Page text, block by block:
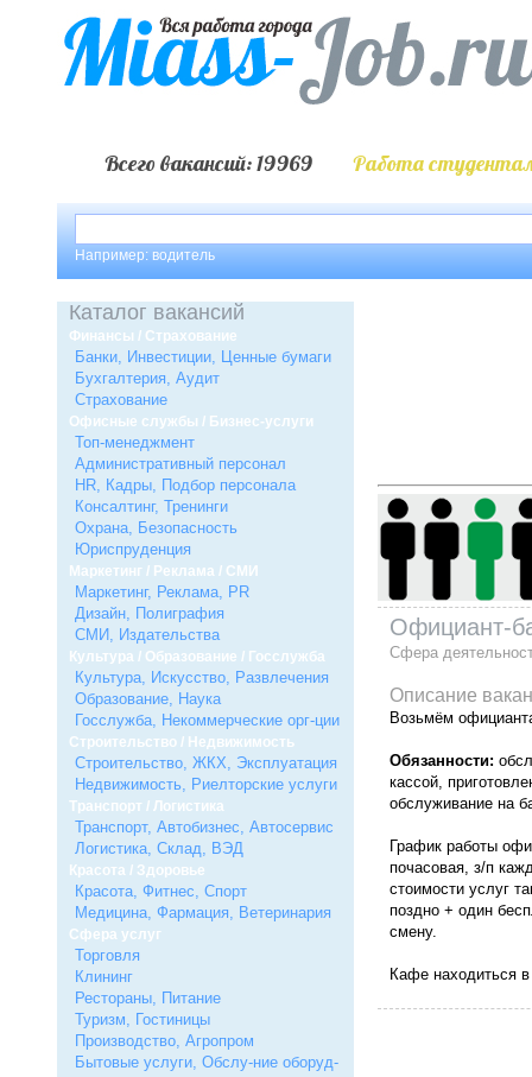
Всего вакансий: 19969 Работа
Например: водитель
Официант-
Сфера
Описание
Возьмём
Обязанности:
кассой,
обслуживание на
График работы
почасовая, з/п
стоимости услуг
поздно + один
смену.
Кафе находиться
Каталог вакансий
Финансы / Страхование
Банки, Инвестиции, Ценные бумаги
Бухгалтерия, Аудит
Страхование
Офисные службы / Бизнес-услуги
Топ-менеджмент
Административный персонал
HR, Кадры, Подбор персонала
Консалтинг, Тренинги
Охрана, Безопасность
Юриспруденция
Маркетинг / Реклама / СМИ
Маркетинг, Реклама, PR
Дизайн, Полиграфия
СМИ, Издательства
Культура / Образование / Госслужба
Культура, Искусство, Развлечения
Образование, Наука
Госслужба, Некоммерческие орг-ции
Строительство / Недвижимость
Строительство, ЖКХ, Эксплуатация
Недвижимость, Риелторские услуги
Транспорт / Логистика
Транспорт, Автобизнес, Автосервис
Логистика, Склад, ВЭД
Красота / Здоровье
Красота, Фитнес, Спорт
Медицина, Фармация, Ветеринария
Сфера услуг
Торговля
Клининг
Рестораны, Питание
Туризм, Гостиницы
Производство, Агропром
Бытовые услуги, Обслу-ние оборуд-